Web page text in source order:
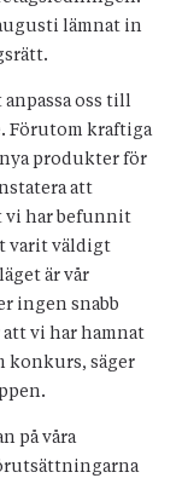
lämnat in
oss till
Förutom kraftiga
produkter för
att
vi har befunnit
varit väldigt
är vår
ingen snabb
vi har hamnat
konkurs, säger
på våra